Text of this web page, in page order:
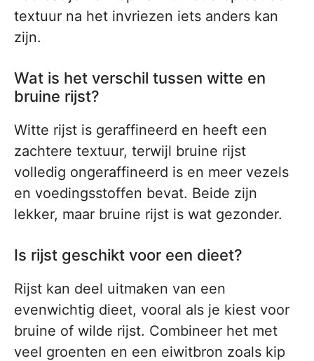
textuur na het invriezen iets anders kan
zijn.
Wat is het verschil tussen witte en
bruine rijst?
Witte rijst is geraffineerd en heeft een
zachtere textuur, terwijl bruine rijst
volledig ongeraffineerd is en meer vezels
en voedingsstoffen bevat. Beide zijn
lekker, maar bruine rijst is wat gezonder.
Is rijst geschikt voor een dieet?
Rijst kan deel uitmaken van een
evenwichtig dieet, vooral als je kiest voor
bruine of wilde rijst. Combineer het met
veel groenten en een eiwitbron zoals kip